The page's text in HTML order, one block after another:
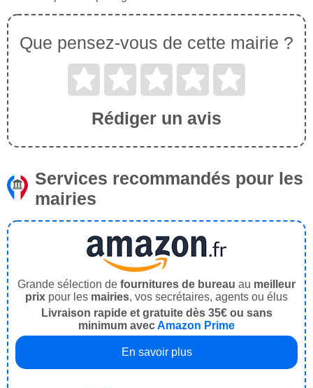
Que pensez-vous de cette mairie ?
Rédiger un avis
Services recommandés pour les
mairies
Grande sélection de fournitures de bureau au meilleur
prix pour les mairies, vos secrétaires, agents ou élus
Livraison rapide et gratuite dès 35€ ou sans
minimum avecAmazon Prime
En savoir plus